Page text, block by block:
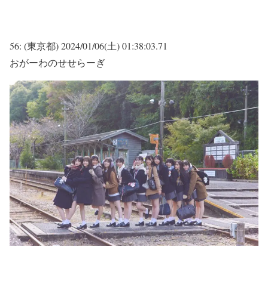
56: (東京都)2024/01/06(土) 01:38:03.71
おがーわのせせらーぎ